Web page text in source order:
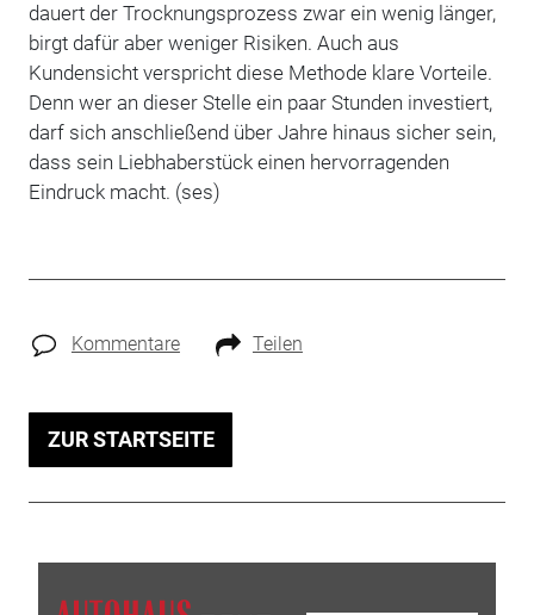
dauert der Trocknungsprozess zwar ein wenig länger,
birgt dafür aber weniger Risiken. Auch aus
Kundensicht verspricht diese Methode klare Vorteile.
Denn wer an dieser Stelle ein paar Stunden investiert,
darf sich anschließend über Jahre hinaus sicher sein,
dass sein Liebhaberstück einen hervorragenden
Eindruck macht. (ses)
Kommentare Teilen
ZUR STARTSEITE